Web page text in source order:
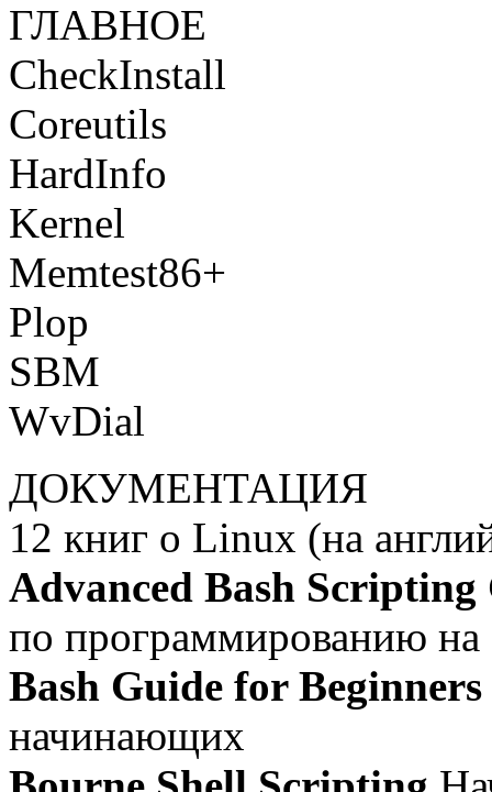
ГЛАВНОЕ
CheckInstall
Coreutils
HardInfo
Kernel
Memtest86+
Plop
SBM
WvDial
ДОКУМЕНТАЦИЯ
12 книг о Linux (на
Advanced Bash Scripting
по программированию на
Bash Guide for Beginners
начинающих